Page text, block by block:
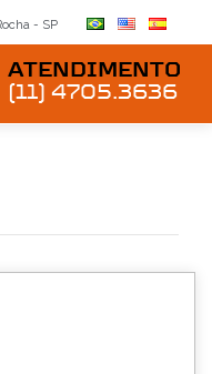
- SP
ATENDIMENTO
(11) 4705.3636